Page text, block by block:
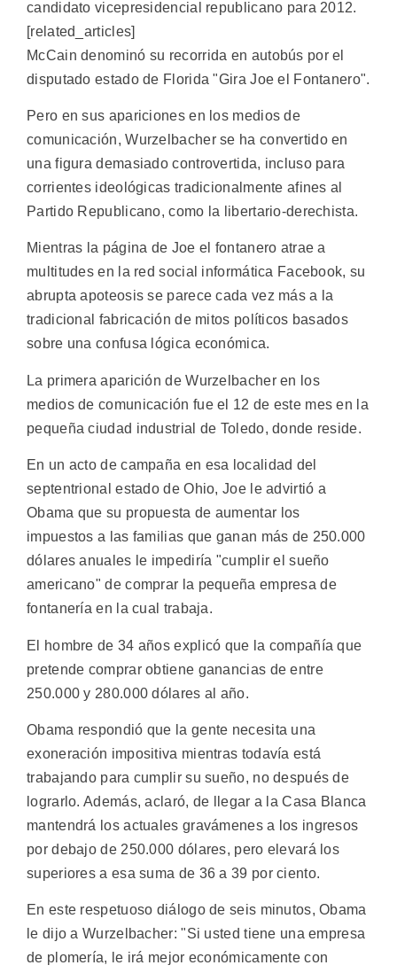
candidato vicepresidencial republicano para 2012.
[related_articles]
McCain denominó su recorrida en autobús por el
disputado estado de Florida "Gira Joe el Fontanero".
Pero en sus apariciones en los medios de
comunicación, Wurzelbacher se ha convertido en
una figura demasiado controvertida, incluso para
corrientes ideológicas tradicionalmente afines al
Partido Republicano, como la libertario-derechista.
Mientras la página de Joe el fontanero atrae a
multitudes en la red social informática Facebook, su
abrupta apoteosis se parece cada vez más a la
tradicional fabricación de mitos políticos basados
sobre una confusa lógica económica.
La primera aparición de Wurzelbacher en los
medios de comunicación fue el 12 de este mes en la
pequeña ciudad industrial de Toledo, donde reside.
En un acto de campaña en esa localidad del
septentrional estado de Ohio, Joe le advirtió a
Obama que su propuesta de aumentar los
impuestos a las familias que ganan más de 250.000
dólares anuales le impediría "cumplir el sueño
americano" de comprar la pequeña empresa de
fontanería en la cual trabaja.
El hombre de 34 años explicó que la compañía que
pretende comprar obtiene ganancias de entre
250.000 y 280.000 dólares al año.
Obama respondió que la gente necesita una
exoneración impositiva mientras todavía está
trabajando para cumplir su sueño, no después de
lograrlo. Además, aclaró, de llegar a la Casa Blanca
mantendrá los actuales gravámenes a los ingresos
por debajo de 250.000 dólares, pero elevará los
superiores a esa suma de 36 a 39 por ciento.
En este respetuoso diálogo de seis minutos, Obama
le dijo a Wurzelbacher: "Si usted tiene una empresa
de plomería, le irá mejor económicamente con